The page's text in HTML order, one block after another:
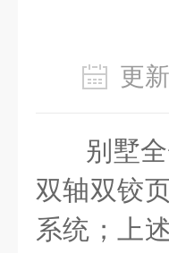
更
别墅
双轴双铰
系统；上